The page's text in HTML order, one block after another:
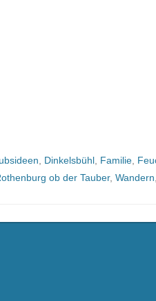
Dinkelsbühl Familie
ob der Tauber, Wandern